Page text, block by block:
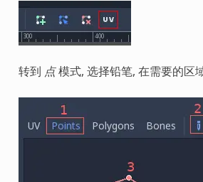
转到 点模式, 选择铅笔, 在需要的区